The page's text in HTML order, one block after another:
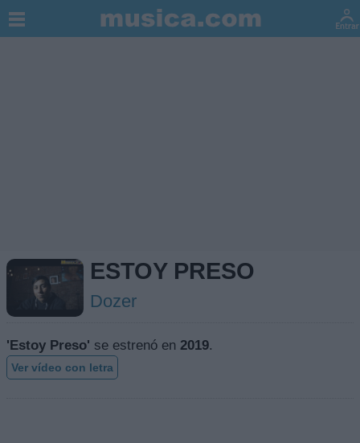
ESTOY PRESO
Dozer
'Estoy Preso' se estrenó en 2019.
Ver vídeo con letra